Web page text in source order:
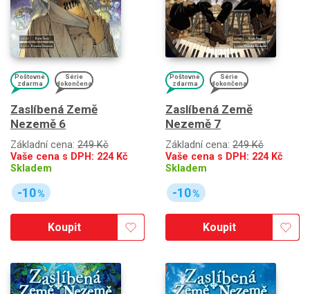
Poštovné
zdarma
Série
dokončena
Zaslíbená Země
Nezemě 6
Základní cena: 249 Kč
Vaše cena s DPH: 224Kč
Skladem
-10%
Koupit
Poštovné
zdarma
Série
dokončena
Zaslíbená Země
Nezemě 7
Základní cena: 249 Kč
Vaše cena s DPH: 224Kč
Skladem
-10%
Koupit